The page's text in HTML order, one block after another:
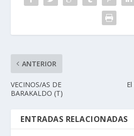
ANTERIOR
VECINOS/AS DE
BARAKALDO (T)
ENTRADAS RELACIONADAS